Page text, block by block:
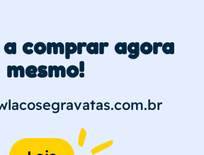
a comprar agora
mesmo!